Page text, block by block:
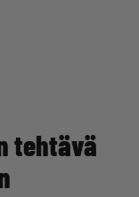
tehtävä